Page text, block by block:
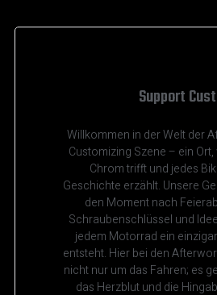
Support
Willkommen in der Welt der
Customizing Szene – ein
Chrom trifft und jedes
Geschichte erzählt. Unsere
den Moment nach
Schraubenschlüssel und
jedem Motorrad ein
entsteht. Hier bei den
nicht nur um das Fahren; es
das Herzblut und die